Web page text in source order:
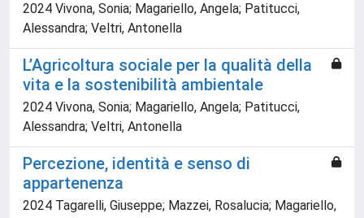
2024 Vivona, Sonia; Magariello, Angela; Patitucci,
Alessandra; Veltri, Antonella
L’Agricoltura sociale per la qualità della
vita e la sostenibilità ambientale
2024 Vivona, Sonia; Magariello, Angela; Patitucci,
Alessandra; Veltri, Antonella
Percezione, identità e senso di
appartenenza
2024 Tagarelli, Giuseppe; Mazzei, Rosalucia; Magariello,